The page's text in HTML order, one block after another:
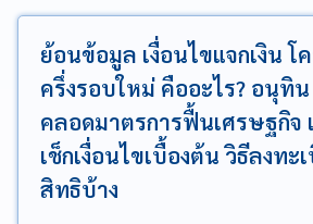
ย้อนข้อมูล เงื่อนไขแจกเงิน โ
ครึ่งรอบใหม่ คืออะไร? อนุทิ
คลอดมาตรการฟื้นเศรษฐกิจ
เช็กเงื่อนไขเบื้องต้น วิธีลงทะ
สิทธิบ้าง